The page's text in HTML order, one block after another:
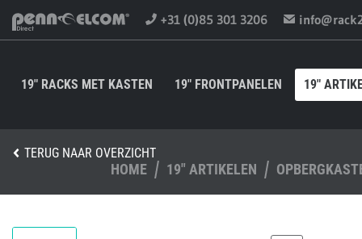
+31 (0)85 301 3206
19" RACKS MET KASTEN 19" FRONTPANELEN 19"
TERUG NAAR OVERZICHT
HOME 19" ARTIKELEN